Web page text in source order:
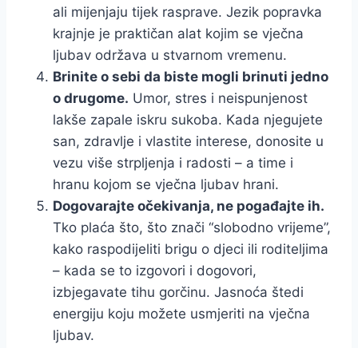
ali mijenjaju tijek rasprave. Jezik popravka
krajnje je praktičan alat kojim se vječna
ljubav održava u stvarnom vremenu.
Brinite o sebi da biste mogli brinuti jedno
o drugome. Umor, stres i neispunjenost
lakše zapale iskru sukoba. Kada njegujete
san, zdravlje i vlastite interese, donosite u
vezu više strpljenja i radosti – a time i
hranu kojom se vječna ljubav hrani.
Dogovarajte očekivanja, ne pogađajte ih.
Tko plaća što, što znači “slobodno vrijeme”,
kako raspodijeliti brigu o djeci ili roditeljima
– kada se to izgovori i dogovori,
izbjegavate tihu gorčinu. Jasnoća štedi
energiju koju možete usmjeriti na vječna
ljubav.